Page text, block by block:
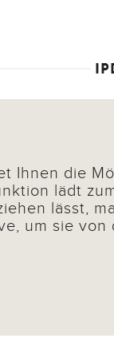
Ihnen die
lädt
lässt,
um sie